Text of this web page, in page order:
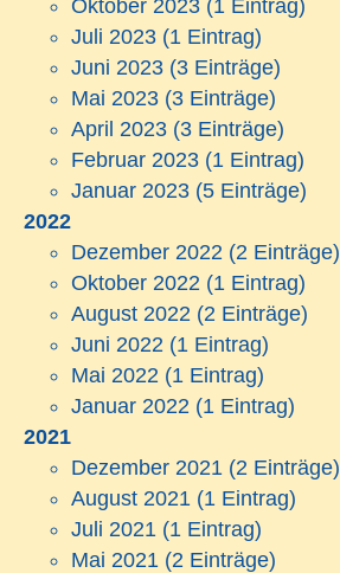
Oktober 2023 (1 Eintrag)
Juli 2023 (1 Eintrag)
Juni 2023 (3 Einträge)
Mai 2023 (3 Einträge)
April 2023 (3 Einträge)
Februar 2023 (1 Eintrag)
Januar 2023 (5 Einträge)
2022
Dezember 2022 (2 Einträge)
Oktober 2022 (1 Eintrag)
August 2022 (2 Einträge)
Juni 2022 (1 Eintrag)
Mai 2022 (1 Eintrag)
Januar 2022 (1 Eintrag)
2021
Dezember 2021 (2 Einträge)
August 2021 (1 Eintrag)
Juli 2021 (1 Eintrag)
Mai 2021 (2 Einträge)